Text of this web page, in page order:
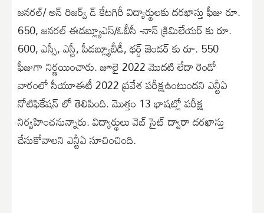
జనరల్/ అన్ రిజర్వ్ డ్ కేటగిరీ విద్యార్థులకు దరఖాస్తు ఫీజు రూ.
650, జనరల్ ఈడబ్ల్యూఎస్/ఓబీసీ -నాన్ క్రిమిలేయర్ కు రూ.
600, ఎస్సీ, ఎస్టీ, పీడబ్ల్యూబీడీ, థర్డ్ జెండర్ కు రూ. 550
ఫీజుగా నిర్ణయించారు. జూలై 2022 మొదటి లేదా రెండో
వారంలో సీయూఈటీ 2022 ప్రవేశ పరీక్షఉంటుందని ఎన్టీఏ
నోటిఫికేషన్ లో తెలిపింది. మొత్తం 13 భాషట్లో పరీక్ష
నిర్వహించనున్నారు. విద్యార్థులు వెబ్ సైట్ ద్వారా దరఖాస్తు
చేసుకోవాలని ఎన్టీఏ సూచించింది.